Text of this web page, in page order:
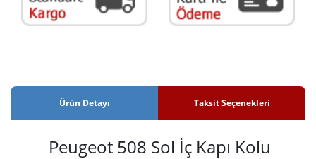
Ürün Detayı Taksit Seçenekleri
Peugeot 508 Sol İç Kapı Kolu